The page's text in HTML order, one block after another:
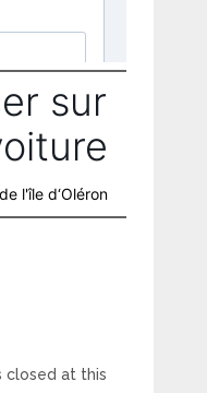
sur
closed at this